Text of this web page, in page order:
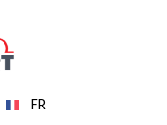
FR